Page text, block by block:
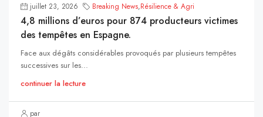
juillet 23, 2026 Breaking News,Résilience & Agri
4,8 millions d’euros pour 874 producteurs victimes
des tempêtes en Espagne.
Face aux dégâts considérables provoqués par plusieurs tempêtes
successives sur les...
continuer la lecture
par